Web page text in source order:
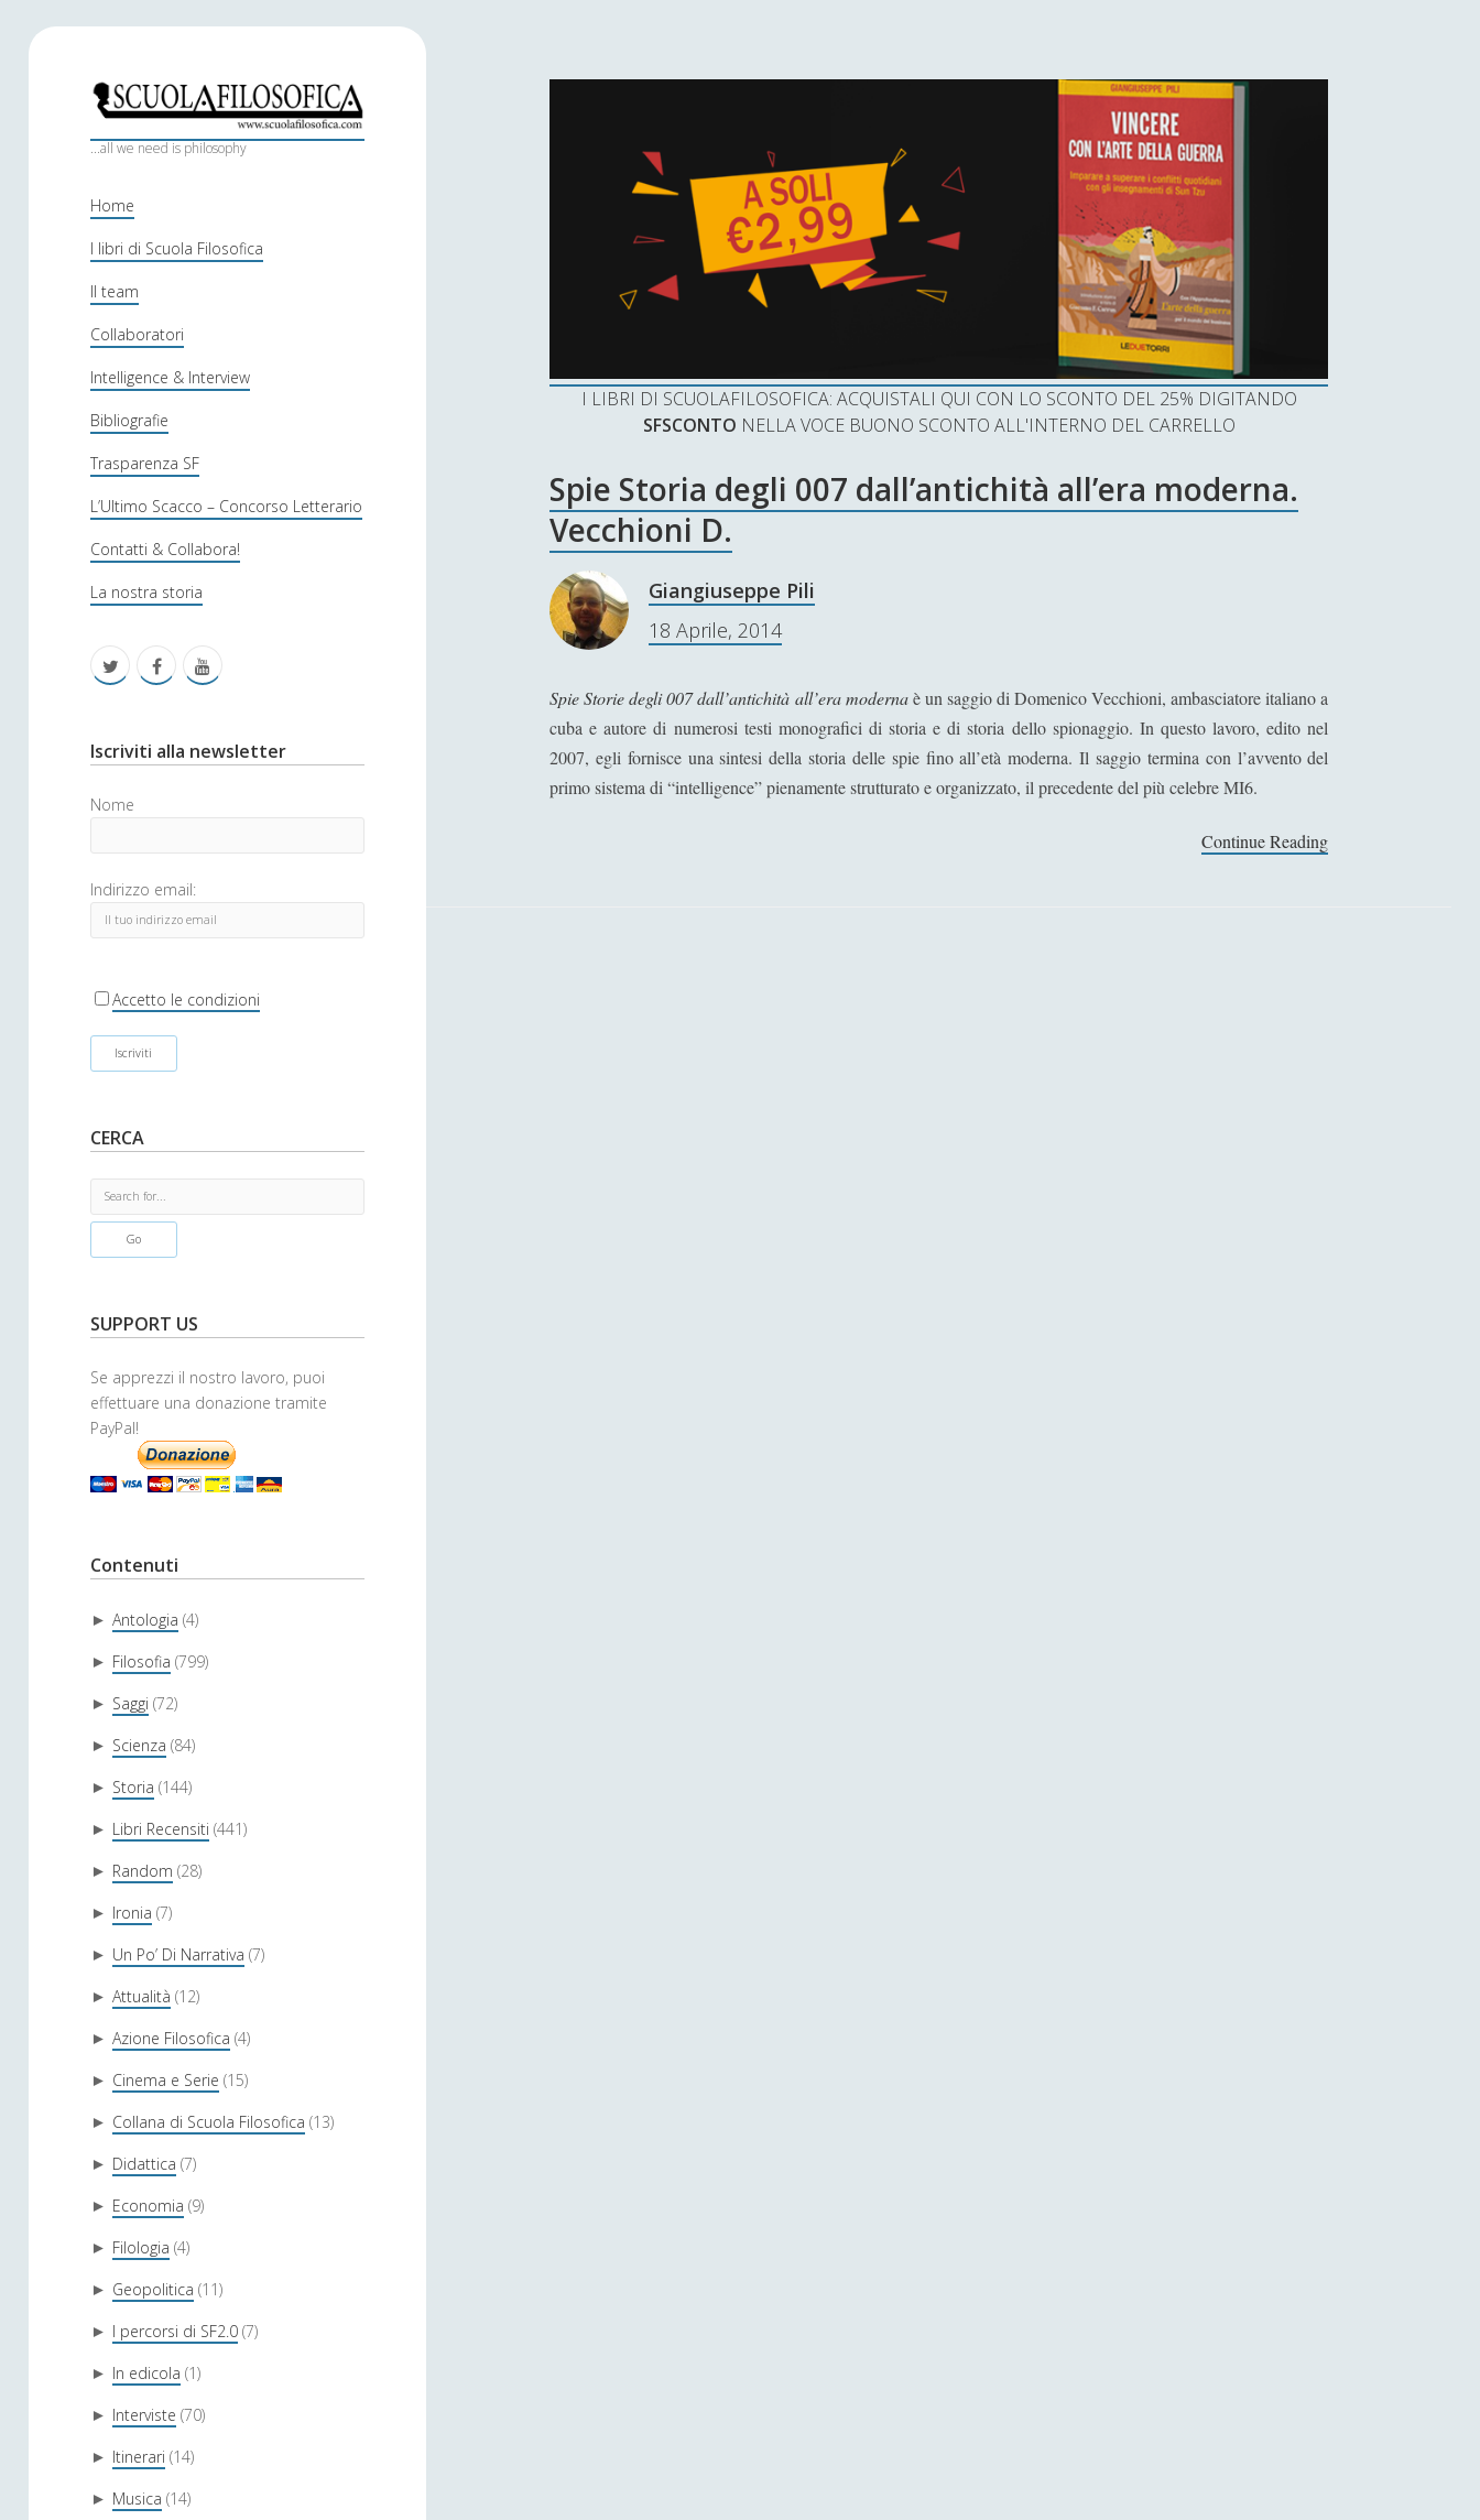
S
c
o
l
a
f
i
l
o
s
o
f
c
...all we need is philosophy
Home
I libri di Scuola Filosofica
Il team
Collaboratori
Intelligence & Interview
Bibliografie
Trasparenza SF
L’Ultimo Scacco – Concorso Letterario
Contatti & Collabora!
La nostra storia
i
t
r
f
c
b
o
k
u
u
e
S
i
e
b
r
Iscriviti alla newsletter
Nome
Indirizzo email:
Accetto le condizioni
CERCA
e
h
SUPPORT US
Se apprezzi il nostro lavoro, puoi
effettuare una donazione tramite
PayPal!
Contenuti
► Antologia (4)
► Filosofia (799)
► Saggi (72)
► Scienza (84)
► Storia (144)
► Libri Recensiti (441)
► Random (28)
► Ironia (7)
► Un Po’ Di Narrativa (7)
► Attualità (12)
► Azione Filosofica (4)
► Cinema e Serie (15)
► Collana di Scuola Filosofica (13)
► Didattica (7)
► Economia (9)
► Filologia (4)
► Geopolitica (11)
► I percorsi di SF2.0 (7)
► In edicola (1)
► Interviste (70)
► Itinerari (14)
► Musica (14)
I LIBRI DI SCUOLAFILOSOFICA: ACQUISTALI QUI CON LO SCONTO DEL 25% DIGITANDO
SFSCONTO NELLA VOCE BUONO SCONTO ALL'INTERNO DEL CARRELLO
Spie Storia degli 007 dall’antichità all’era moderna.
Vecchioni D.
Giangiuseppe Pili
18 Aprile, 2014
Spie Storie degli 007 dall’antichità all’era modernaè un saggio di Domenico Vecchioni, ambasciatore italiano a
cuba e autore di numerosi testi monografici di storia e di storia dello spionaggio. In questo lavoro, edito nel
2007, egli fornisce una sintesi della storia delle spie fino all’età moderna. Il saggio termina con l’avvento del
primo sistema di “intelligence” pienamente strutturato e organizzato, il precedente del più celebre MI6.
Continue Reading